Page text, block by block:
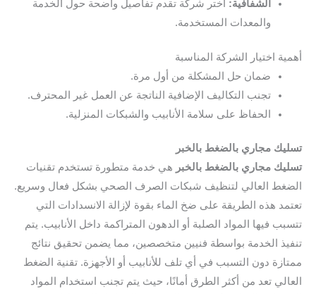
الشفافية: اختر شركة تقدم تفاصيل واضحة حول الخدمة
والمعدات المستخدمة.
أهمية اختيار الشركة المناسبة
ضمان حل المشكلة من أول مرة.
تجنب التكاليف الإضافية الناتجة عن العمل غير المحترف.
الحفاظ على سلامة الأنابيب والشبكات المنزلية.
تسليك مجاري بالضغط بالخبر
تسليك مجاري بالضغط بالخبر هي خدمة متطورة تستخدم تقنيات
الضغط العالي لتنظيف شبكات الصرف الصحي بشكل فعال وسريع.
تعتمد هذه الطريقة على ضخ الماء بقوة لإزالة الانسدادات التي
تتسبب فيها المواد الصلبة أو الدهون المتراكمة داخل الأنابيب. يتم
تنفيذ الخدمة بواسطة فنيين متخصصين، مما يضمن تحقيق نتائج
ممتازة دون التسبب في أي تلف للأنابيب أو الأجهزة. تقنية الضغط
العالي تعد من أكثر الطرق أمانًا، حيث يتم تجنب استخدام المواد